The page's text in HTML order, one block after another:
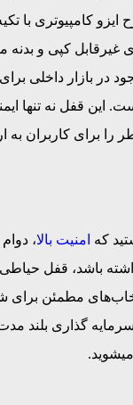
کامپیوتری با
غیرقابل کپی و بدنه
در بازار داخلی
این قفل نه‌ تنها
برای کاربران به
که امنیت بالا،
باشد، قفل حیاطی
مطمئن برای
گذاری بلند مدت